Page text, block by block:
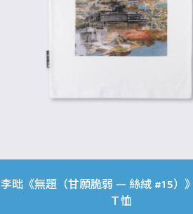
李昢《無題（甘願脆弱 — 絲絨 #15）
Ｔ恤